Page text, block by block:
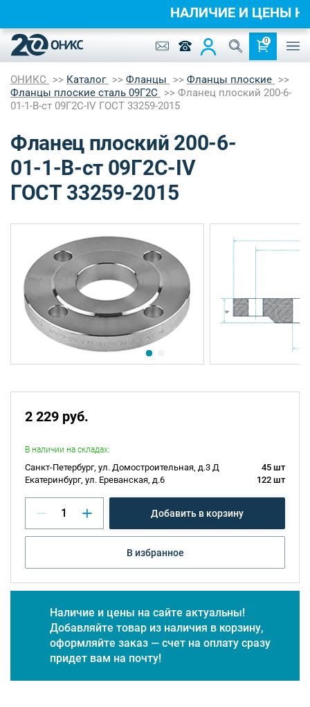
0
ОНИКС Каталог Фланцы
Фланцы плоские
Фланцы плоские сталь 09Г2С
Фланец плоский 200-6-
01-1-B-ст 09Г2С-IV ГОСТ 33259-2015
Фланец плоский 200-6-
01-1-B-ст 09Г2С-IV
ГОСТ 33259-2015
2 229 руб.
В наличии на складах:
Санкт-Петербург, ул. Домостроительная, д.3 Д
45 шт
Екатеринбург, ул. Ереванская, д.6
122 шт
Добавить в корзину
В избранное
Наличие и цены на сайте актуальны!
Добавляйте товар из наличия в корзину,
оформляйте заказ — счет на оплату сразу
придет вам на почту!
НАЛИЧИЕ И